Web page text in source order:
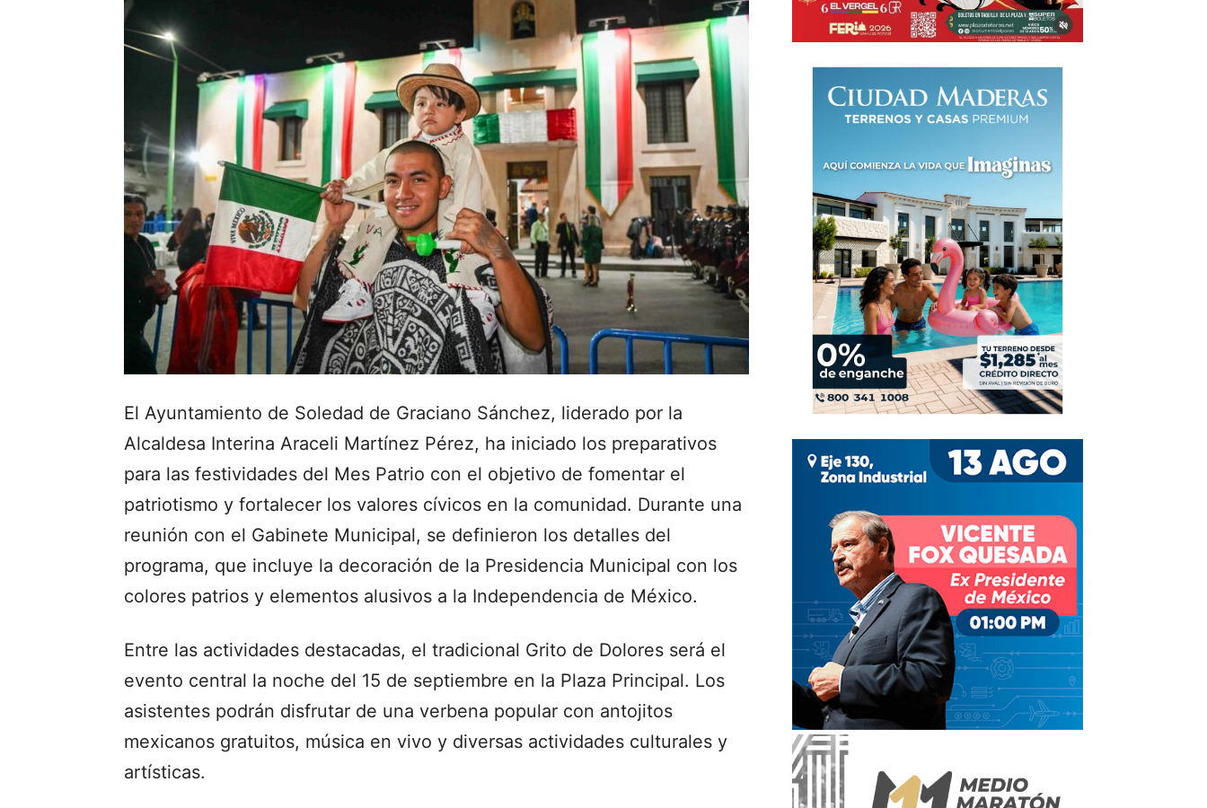
El Ayuntamiento de Soledad de Graciano Sánchez, liderado por la
Alcaldesa Interina Araceli Martínez Pérez, ha iniciado los preparativos
para las festividades del Mes Patrio con el objetivo de fomentar el
patriotismo y fortalecer los valores cívicos en la comunidad. Durante una
reunión con el Gabinete Municipal, se definieron los detalles del
programa, que incluye la decoración de la Presidencia Municipal con los
colores patrios y elementos alusivos a la Independencia de México.
Entre las actividades destacadas, el tradicional Grito de Dolores será el
evento central la noche del 15 de septiembre en la Plaza Principal. Los
asistentes podrán disfrutar de una verbena popular con antojitos
mexicanos gratuitos, música en vivo y diversas actividades culturales y
artísticas.